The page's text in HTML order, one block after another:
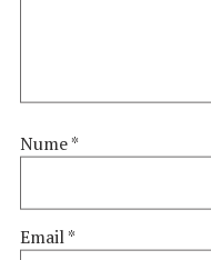
Nume*
Email*